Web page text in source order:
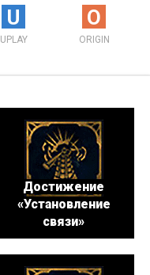
U
UPLAY
O
ORIGIN
Достижение
«Установление
связи»